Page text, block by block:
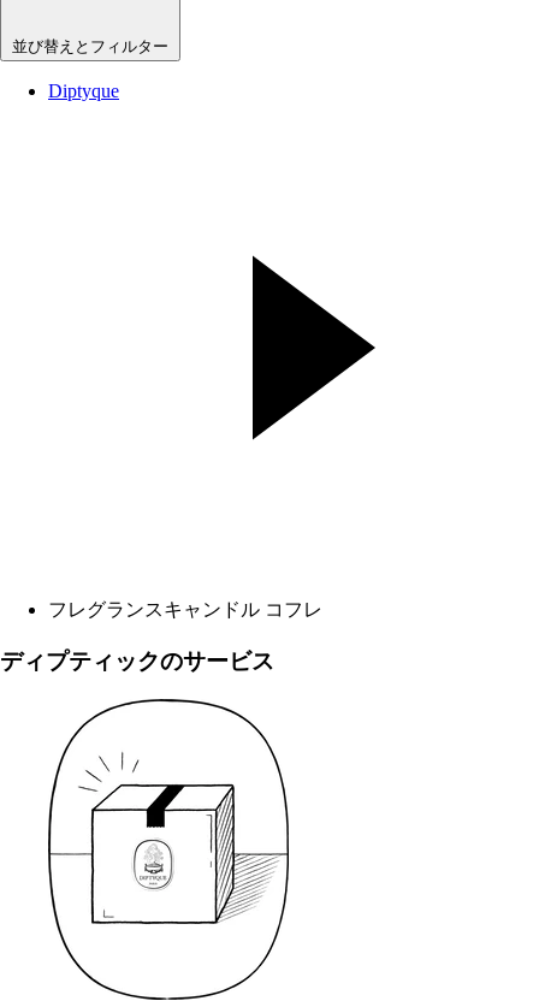
並び替えとフィルター
Diptyque
フレグランスキャンドル コフレ
ディプティックのサービス